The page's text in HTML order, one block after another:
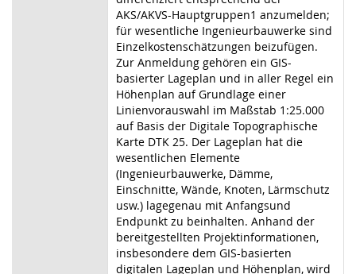
AKS/AKVS-Hauptgruppen1 anzumelden;
für wesentliche Ingenieurbauwerke sind
Einzelkostenschätzungen beizufügen.
Zur Anmeldung gehören ein GIS-
basierter Lageplan und in aller Regel ein
Höhenplan auf Grundlage einer
Linienvorauswahl im Maßstab 1:25.000
auf Basis der Digitale Topographische
Karte DTK 25. Der Lageplan hat die
wesentlichen Elemente
(Ingenieurbauwerke, Dämme,
Einschnitte, Wände, Knoten, Lärmschutz
usw.) lagegenau mit Anfangsund
Endpunkt zu beinhalten. Anhand der
bereitgestellten Projektinformationen,
insbesondere dem GIS-basierten
digitalen Lageplan und Höhenplan, wird